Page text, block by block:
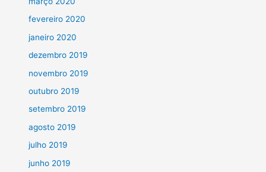
fevereiro 2020
janeiro 2020
dezembro 2019
novembro 2019
outubro 2019
setembro 2019
agosto 2019
julho 2019
junho 2019